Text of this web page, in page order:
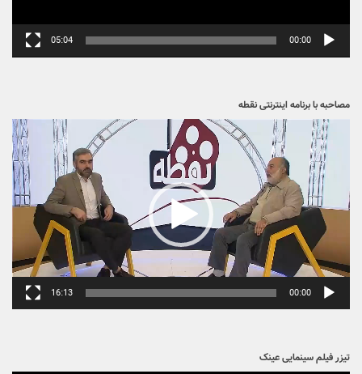
00:00
05:04
مصاحبه با برنامه اینترنتی نقطه
نمایشگر
00:00
16:13
تیزر فیلم سینمایی عینک